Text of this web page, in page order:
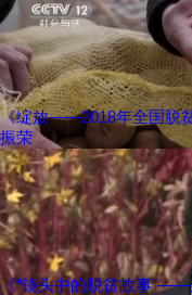
《绽放——2018年全国脱
振荣
《“镜头中的脱贫故事”——